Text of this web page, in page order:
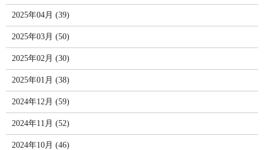
2025年04月 (39)
2025年03月 (50)
2025年02月 (30)
2025年01月 (38)
2024年12月 (59)
2024年11月 (52)
2024年10月 (46)